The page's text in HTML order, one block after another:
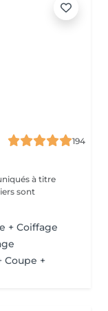
194
à titre
sont
+ Coiffage
Coupe +